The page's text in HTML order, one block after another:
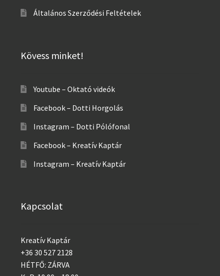
Általános Szerződési Feltételek
Kövess minket!
Youtube – Oktató videók
Facebook – Dotti Horgolás
Instagram – Dotti Pólófonal
Facebook – Kreatív Kaptár
Instagram – Kreatív Kaptár
Kapcsolat
Kreatív Kaptár
+36 30 527 2128
HÉTFŐ: ZÁRVA